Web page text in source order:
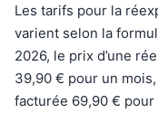
Les tarifs pour la
varient selon la
2026, le prix d’une
39,90 € pour un
facturée 69,90 €